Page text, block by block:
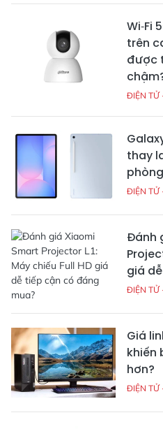
Wi‑Fi
trên
được
ĐIỆN TỬ
thay
ĐIỆN TỬ
Đánh
giá
ĐIỆN TỬ
Giá
khiến
hơn?
ĐIỆN TỬ